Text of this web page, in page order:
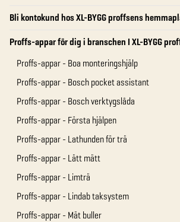
Bli kontokund hos XL-BYGG proffsens
Proffs-appar för dig i branschen I XL-BYGG
Proffs-appar - Boa monteringshjälp
Proffs-appar - Bosch pocket assistant
Proffs-appar - Bosch verktygslåda
Proffs-appar - Första hjälpen
Proffs-appar - Lathunden för trä
Proffs-appar - Lätt mätt
Proffs-appar - Limträ
Proffs-appar - Lindab taksystem
Proffs-appar - Mät buller